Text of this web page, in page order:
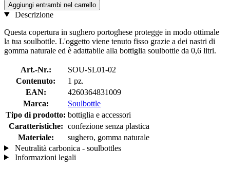
Aggiungi entrambi nel carrello
Descrizione
Questa copertura in sughero portoghese protegge in modo ottimale
la tua soulbottle. L'oggetto viene tenuto fisso grazie a dei nastri di
gomma naturale ed è adattabile alla bottiglia soulbottle da 0,6 litri.
Art.-Nr.:
SOU-SL01-02
Contenuto:
1 pz.
EAN:
4260364831009
Marca:
Soulbottle
Tipo di prodotto: bottiglia e accessori
Caratteristiche: confezione senza plastica
Materiale:
sughero, gomma naturale
Neutralità carbonica - soulbottles
Informazioni legali